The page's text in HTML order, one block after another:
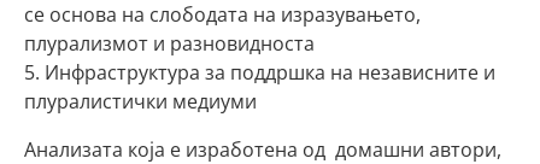
се основа на слободата на изразувањето,
плурализмот и разновидноста
5. Инфраструктура за поддршка на независните и
плуралистички медиуми
Анализата која е изработена од домашни автори,